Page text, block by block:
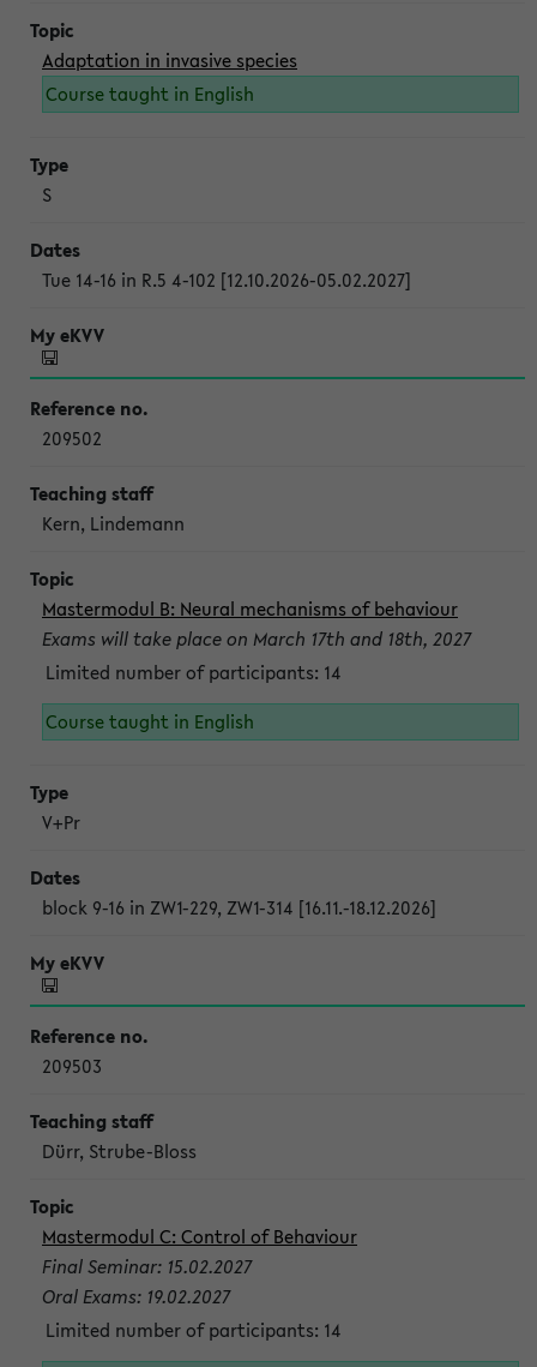
Adaptation in invasive species
Course taught in English
S
Tue 14-16 in R.5 4-102 [12.10.2026-05.02.2027]
209502
Kern, Lindemann
Mastermodul B: Neural mechanisms of behaviour
Exams will take place on March 17th and 18th, 2027
Limited number of participants: 14
Course taught in English
V+Pr
block 9-16 in ZW1-229, ZW1-314 [16.11.-18.12.2026]
209503
Dürr, Strube-Bloss
Mastermodul C: Control of Behaviour
Final Seminar: 15.02.2027
Oral Exams: 19.02.2027
Limited number of participants: 14